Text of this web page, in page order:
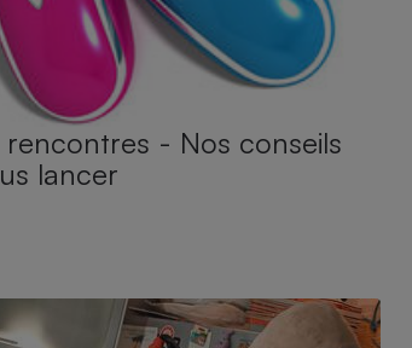
rencontres - Nos conseils
lancer